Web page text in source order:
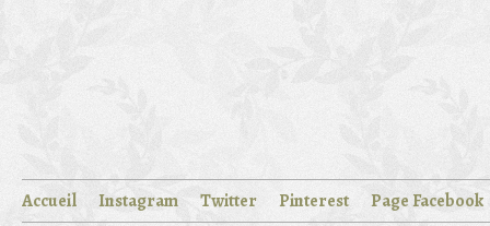
Accueil Instagram Twitter Pinterest Page Facebook